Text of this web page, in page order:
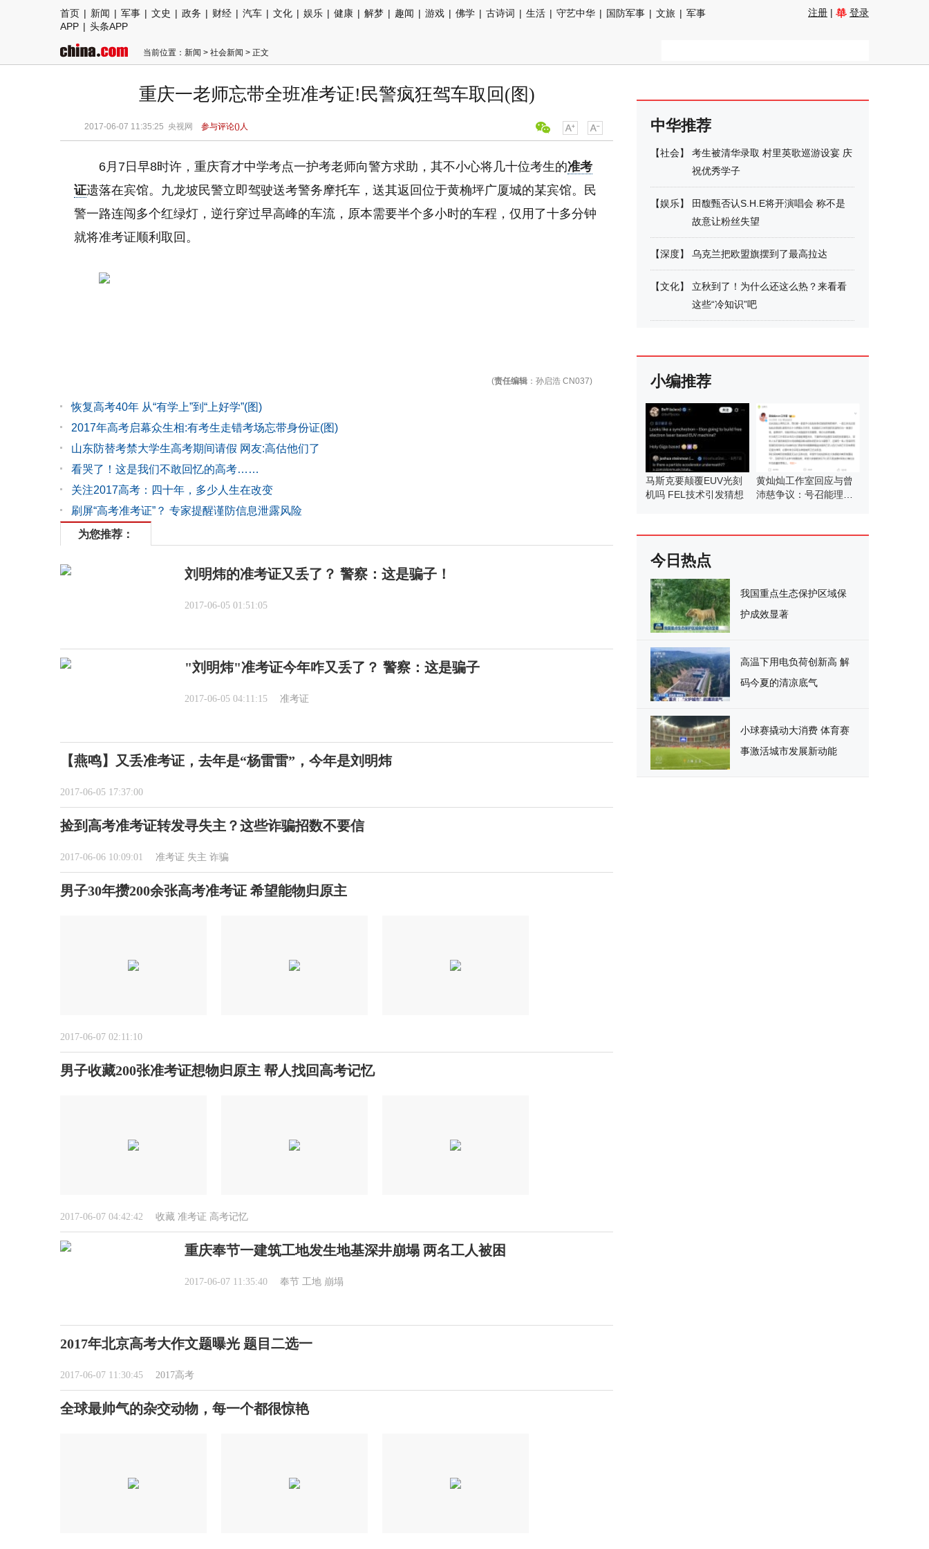
首页 | 新闻 | 军事 | 文史 | 政务 | 财经 | 汽车 | 文化 | 娱乐 | 健康 | 解梦 | 趣闻 | 游戏 | 佛学 | 古诗词 | 生活 | 守艺中华 | 国防军事 | 文旅 | 军事
APP | 头条APP
注册 | 登录
当前位置： 新闻 > 社会新闻 > 正文
重庆一老师忘带全班准考证!民警疯狂驾车取回(图)
2017-06-07 11:35:25 央视网 参与评论()人
6月7日早8时许，重庆育才中学考点一护考老师向警方求助，其不小心将几十位考生的准考
证遗落在宾馆。九龙坡民警立即驾驶送考警务摩托车，送其返回位于黄桷坪广厦城的某宾馆。民
警一路连闯多个红绿灯，逆行穿过早高峰的车流，原本需要半个多小时的车程，仅用了十多分钟
就将准考证顺利取回。
(责任编辑 ：孙启浩 CN037)
恢复高考40年 从“有学上”到“上好学”(图)
2017年高考启幕众生相:有考生走错考场忘带身份证(图)
山东防替考禁大学生高考期间请假 网友:高估他们了
看哭了！这是我们不敢回忆的高考……
关注2017高考：四十年，多少人生在改变
刷屏“高考准考证”？ 专家提醒谨防信息泄露风险
为您推荐：
刘明炜的准考证又丢了？ 警察：这是骗子！
2017-06-05 01:51:05
"刘明炜"准考证今年咋又丢了？ 警察：这是骗子
2017-06-05 04:11:15 准考证
【燕鸣】又丢准考证，去年是“杨雷雷”，今年是刘明炜
2017-06-05 17:37:00
捡到高考准考证转发寻失主？这些诈骗招数不要信
2017-06-06 10:09:01 准考证 失主 诈骗
男子30年攒200余张高考准考证 希望能物归原主
2017-06-07 02:11:10
男子收藏200张准考证想物归原主 帮人找回高考记忆
2017-06-07 04:42:42 收藏 准考证 高考记忆
重庆奉节一建筑工地发生地基深井崩塌 两名工人被困
2017-06-07 11:35:40 奉节 工地 崩塌
2017年北京高考大作文题曝光 题目二选一
2017-06-07 11:30:45 2017高考
全球最帅气的杂交动物，每一个都很惊艳
中华推荐
【社会】
考生被清华录取 村里英歌巡游设宴 庆
祝优秀学子
【娱乐】
田馥甄否认S.H.E将开演唱会 称不是
故意让粉丝失望
【深度】 乌克兰把欧盟旗摆到了最高拉达
【文化】
立秋到了！为什么还这么热？来看看
这些“冷知识”吧
小编推荐
马斯克要颠覆EUV光刻
机吗 FEL技术引发猜想
黄灿灿工作室回应与曾
沛慈争议：号召能理智
今日热点
我国重点生态保护区域保
护成效显著
高温下用电负荷创新高 解
码今夏的清凉底气
小球赛撬动大消费 体育赛
事激活城市发展新动能